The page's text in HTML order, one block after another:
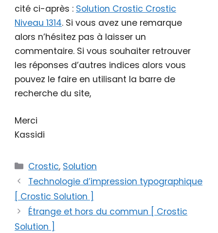
cité ci-après : Solution Crostic Crostic
Niveau 1314. Si vous avez une remarque
alors n’hésitez pas à laisser un
commentaire. Si vous souhaiter retrouver
les réponses d’autres indices alors vous
pouvez le faire en utilisant la barre de
recherche du site,
Merci
Kassidi
Catégories
Crostic, Solution
Technologie d’impression typographique
[ Crostic Solution ]
Étrange et hors du commun [ Crostic
Solution ]